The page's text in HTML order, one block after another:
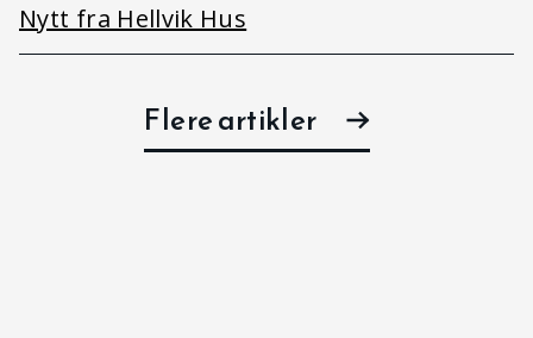
Nytt fra Hellvik Hus
Flere artikler